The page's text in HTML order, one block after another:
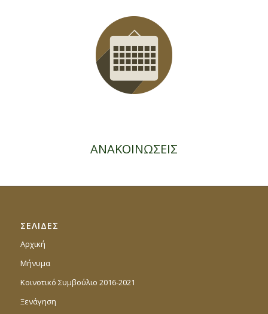
ΑΝΑΚΟΙΝΩΣΕΙΣ
ΣΕΛΙΔΕΣ
Αρχική
Μήνυμα
Κοινοτικό Συμβούλιο 2016-2021
Ξενάγηση